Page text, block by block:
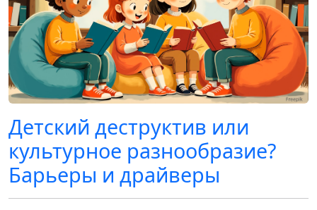
Детский деструктив или
культурное разнообразие?
Барьеры и драйверы